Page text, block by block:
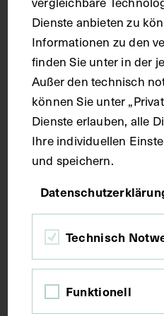
Karton
Technik
Druck
Bildmaß 15,3 x 8,9 cm
Bildmaß inkl. Untergrund
Kurzbeschreibung
Dienste anbieten zu
Informationen zu den
finden Sie unter in der
Außer den technisch
können Sie unter
Dienste erlauben, alle
Ihre individuellen
und speichern.
Technisch
Funktionell